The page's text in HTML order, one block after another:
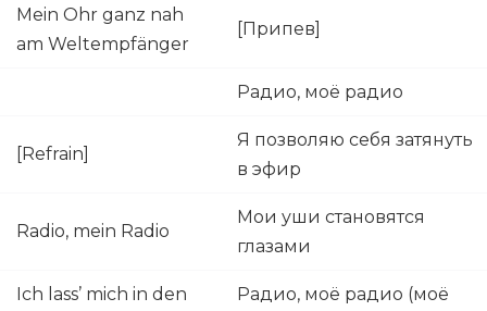
Mein Ohr ganz nah
am Weltempfänger
[Припев]
Радио, моё радио
[Refrain]
Я позволяю себя затянуть
в эфир
Radio, mein Radio
Мои уши становятся
глазами
Ich lass’ mich in den
Радио, моё радио (моё